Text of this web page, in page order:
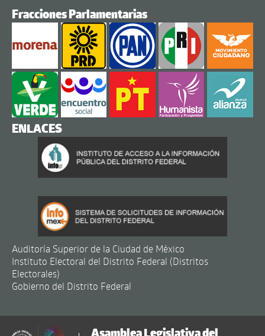
Fracciones Parlamentarias
ENLACES
Auditoría Superior de la Ciudad de México
Instituto Electoral del Distrito Federal (Distritos
Electorales)
Gobierno del Distrito Federal